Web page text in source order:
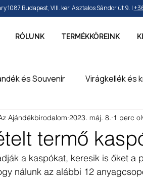
1087 Budapest, VIII. ker. Asztalos Sándor út 9. |
RÓLUNK TERMÉKKÖREINK
és Souvenír Virágkellék és
Játék, baby és sport Ünnepek,
terméke en
termő
Ajándékbirodalom 2023. máj. 8. 1 perc
a kaspókat, keresik is őket a
nálunk az alábbi 12